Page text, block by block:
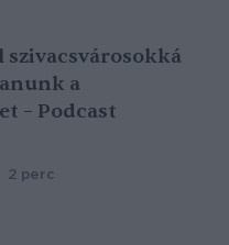
szivacsvárosokká
a
– Podcast
2 perc